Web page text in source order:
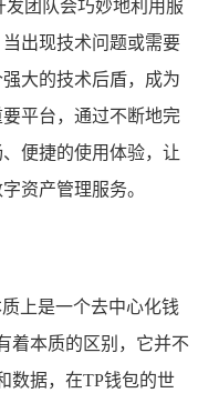
发团队会巧妙地利用服
出现技术问题或需要
大的技术后盾，成为
平台，通过不断地完
便捷的使用体验，让
资产管理服务。
上是一个去中心化钱
着本质的区别，它并不
数据，在TP钱包的世